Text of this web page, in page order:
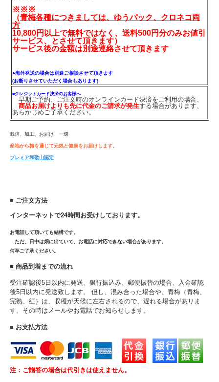
※※※
（青梅各種につきましては、ゆうパック、クロネコ両
方
10,800円以上で無料ではなく、送料500円分のみお値引
サービス、とさせて頂きます）
サービス後の金額は別途連絡させて頂きます
●海外発送の場合は別途ご相談させて頂きます
(お断りさせていただく場合もあります)
■クレジットカード決済のお客様へ
早期ご予約、ご注文時のオンラインカード決済をご利用の場合、
商品お届けよりも先に代金のご請求が発生する場合があります、
あらかじめご了承ください。
栽培、加工、お届け 一環
産地から梅を通じて元気と健康をお届けします。
プレミア和歌山認定
■ ご注文方法
インターネットで24時間お受けしております。
お電話して頂いても結構です。
ただ、日中は畑に出ていて、お電話に対応できない場合があります。
何卒ご了承ください。
■ 商品到着までの流れ
受注確認後5日以内に発送、銀行振込み、郵便振替の場合、入金確認
後5日以内に発送致します。 但し、混み合った場合や、青梅（青梅、
完熟、紅）は、収穫が天候に左右されるので、遅れる場合がありま
す。その時はメールやお電話でお知らせします。
■ お支払方法
注：ご贈答の場合は代引きは使えません。